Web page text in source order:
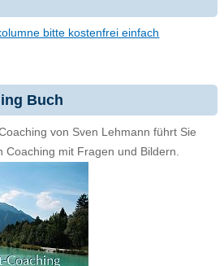
bitte kostenfrei einfach
Buch
von Sven Lehmann führt Sie
Coaching mit Fragen und Bildern.